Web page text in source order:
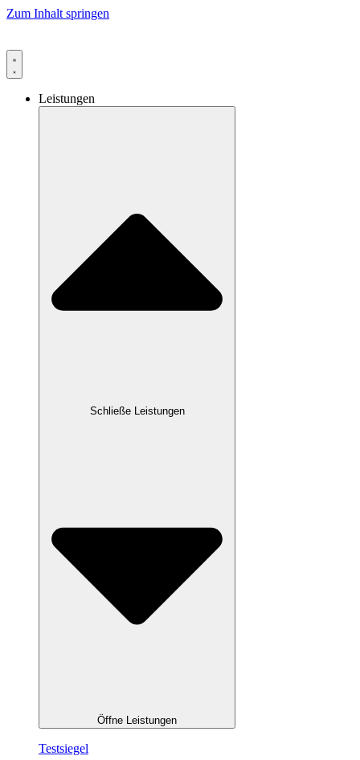
Zum Inhalt springen
Leistungen
Schließe Leistungen
Öffne Leistungen
Testsiegel